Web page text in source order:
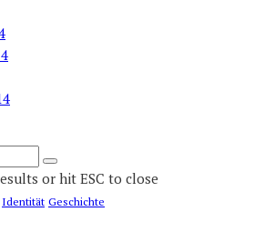
or hit ESC to close
Identität Geschichte